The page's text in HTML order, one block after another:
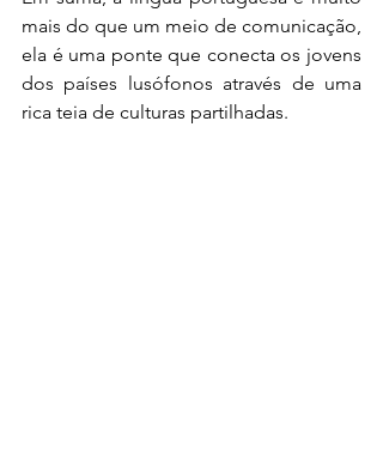
mais do que um meio de comunicação,
ela é uma ponte que conecta os jovens
dos países lusófonos através de uma
rica teia de culturas partilhadas.